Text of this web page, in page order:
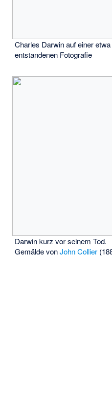
Charles Darwin auf einer
entstandenen Fotografie
Darwin kurz vor seinem Tod.
Gemälde vonJohn Collier